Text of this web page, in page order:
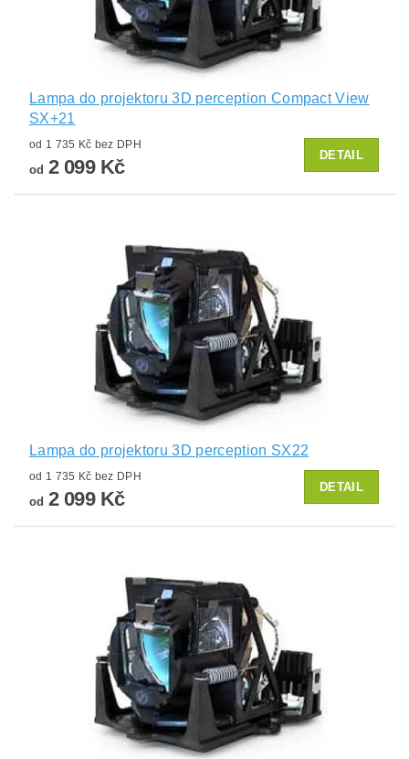
Lampa do projektoru 3D perception Compact View
SX+21
od 1 735 Kč bez DPH
od 2 099 Kč
DETAIL
Lampa do projektoru 3D perception SX22
od 1 735 Kč bez DPH
od 2 099 Kč
DETAIL